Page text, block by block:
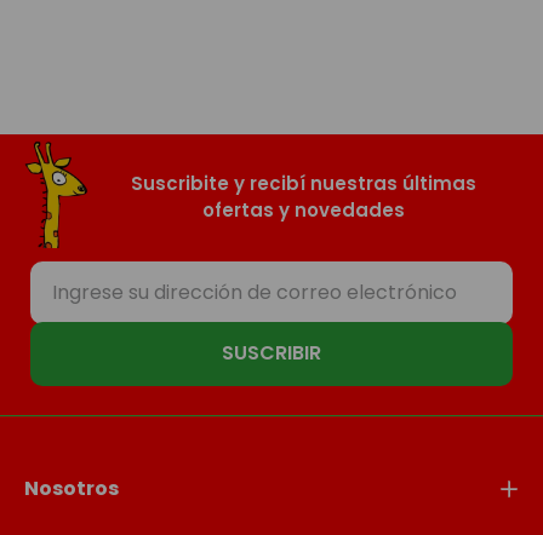
Suscribite y recibí nuestras últimas
ofertas y novedades
SUSCRIBIR
Nosotros